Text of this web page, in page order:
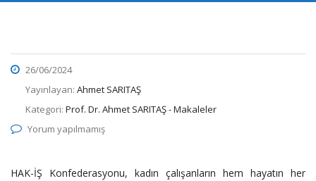
26/06/2024
Yayınlayan: Ahmet SARITAŞ
Kategori: Prof. Dr. Ahmet SARITAŞ - Makaleler
Yorum yapılmamış
HAK-İŞ Konfederasyonu, kadın çalışanların hem hayatın her